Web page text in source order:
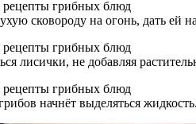
сковороду на огонь, дать ей
лисички, не добавляя
начнёт выделяться жидкость.